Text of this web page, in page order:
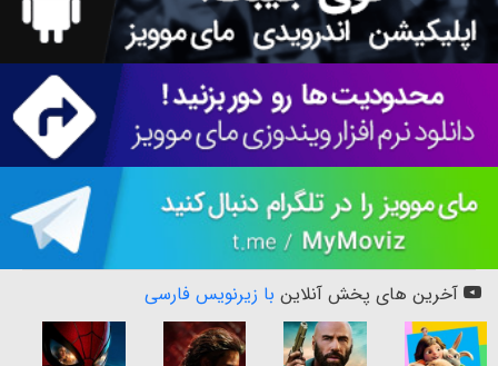
آخرین های پخش آنلاین با زیرنویس فارسی